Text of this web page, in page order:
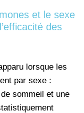
et le sexe
des
lorsque les
par sexe :
sommeil et une